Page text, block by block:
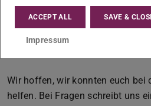
Sogar ein
Lehramtstudiums möglich.
Wir hoffen, wir konnten euch bei
helfen. Bei Fragen schreibt uns
ACCEPT ALL SAVE &
Impressum